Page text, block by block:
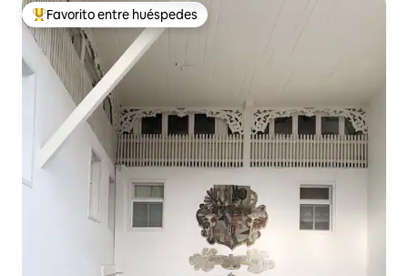
De los mejores en Favorito entre huéspedes
Favorito entre huéspedes